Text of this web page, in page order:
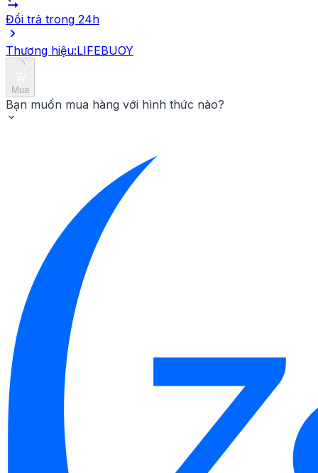
Đổi trả trong 24h
Thương hiệu:LIFEBUOY
Mua
Bạn muốn mua hàng với hình thức nào?